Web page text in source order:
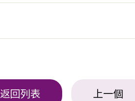
返回列表 上一個